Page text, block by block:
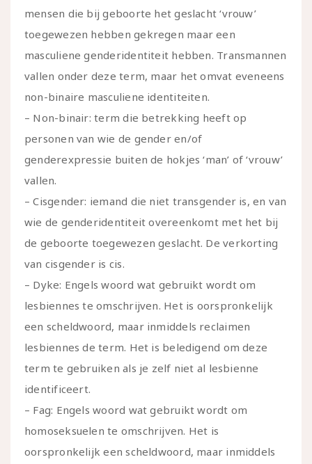
mensen die bij geboorte het geslacht ‘vrouw’
toegewezen hebben gekregen maar een
masculiene genderidentiteit hebben. Transmannen
vallen onder deze term, maar het omvat eveneens
non-binaire masculiene identiteiten.
– Non-binair: term die betrekking heeft op
personen van wie de gender en/of
genderexpressie buiten de hokjes ‘man’ of ‘vrouw’
vallen.
– Cisgender: iemand die niet transgender is, en van
wie de genderidentiteit overeenkomt met het bij
de geboorte toegewezen geslacht. De verkorting
van cisgender is cis.
– Dyke: Engels woord wat gebruikt wordt om
lesbiennes te omschrijven. Het is oorspronkelijk
een scheldwoord, maar inmiddels reclaimen
lesbiennes de term. Het is beledigend om deze
term te gebruiken als je zelf niet al lesbienne
identificeert.
– Fag: Engels woord wat gebruikt wordt om
homoseksuelen te omschrijven. Het is
oorspronkelijk een scheldwoord, maar inmiddels